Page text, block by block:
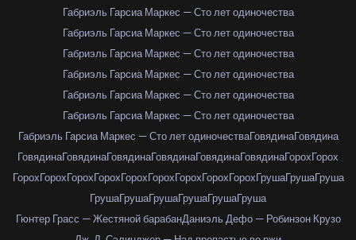
Габриэль Гарсиа Маркес — Сто лет одиночества
Габриэль Гарсиа Маркес — Сто лет одиночества
Габриэль Гарсиа Маркес — Сто лет одиночества
Габриэль Гарсиа Маркес — Сто лет одиночества
Габриэль Гарсиа Маркес — Сто лет одиночества
Габриэль Гарсиа Маркес — Сто лет одиночества
Габриэль Гарсиа Маркес — Сто лет одиночестваГовядинаГовядина
ГовядинаГовядинаГовядинаГовядинаГовядинаГовядинаГорохГорох
ГорохГорохГорохГорохГорохГорохГорохГорохГорохГрушаГрушаГруша
ГрушаГрушаГрушаГрушаГрушаГруша
Гюнтер Грасс — Жестяной барабанДаниэль Дефо — Робинзон Крузо